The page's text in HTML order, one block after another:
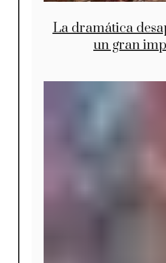
La dramática
un gran